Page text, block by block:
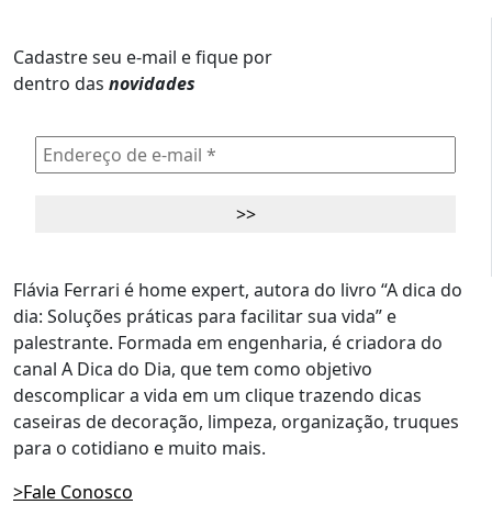
Cadastre seu e-mail e fique por
dentro das novidades
Flávia Ferrari é home expert, autora do livro “A dica do
dia: Soluções práticas para facilitar sua vida” e
palestrante. Formada em engenharia, é criadora do
canal A Dica do Dia, que tem como objetivo
descomplicar a vida em um clique trazendo dicas
caseiras de decoração, limpeza, organização, truques
para o cotidiano e muito mais.
>Fale Conosco